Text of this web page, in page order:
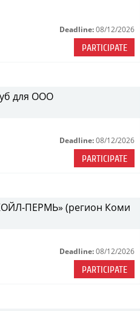
Deadline: 08/12/2026
PARTICIPATE
для ООО
Deadline: 08/12/2026
PARTICIPATE
ПЕРМЬ» (регион Коми
Deadline: 08/12/2026
PARTICIPATE